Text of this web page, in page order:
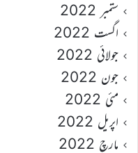
ستمبر 2022
اگست 2022
جولائی 2022
جون 2022
مئی 2022
اپریل 2022
مارچ 2022